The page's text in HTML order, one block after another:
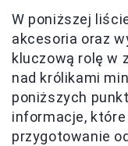
W poniższej
akcesoria oraz
kluczową rolę w
nad królikami
poniższych
informacje,
przygotowanie